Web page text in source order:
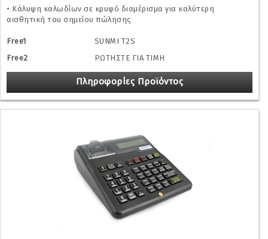
• Κάλυψη καλωδίων σε κρυφό διαμέρισμα για καλύτερη
αισθητική του σημείου πώλησης
Free1
SUNMI T2S
Free2
ΡΩΤΗΣΤΕ ΓΙΑ ΤΙΜΗ
Πληροφορίες Προϊόντος